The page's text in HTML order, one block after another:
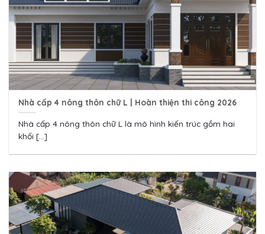
Nhà cấp 4 nông thôn chữ L | Hoàn thiện thi công 2026
Nhà cấp 4 nông thôn chữ L là mô hình kiến trúc gồm hai
khối [...]